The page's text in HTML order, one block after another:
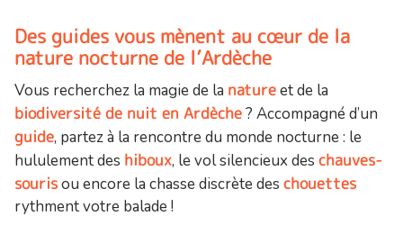
Des guides vous mènent au cœur de la
nature nocturne de l’Ardèche
Vous recherchez la magie de la natureet de la
biodiversité de nuit en Ardèche? Accompagné d’un
guide, partez à la rencontre du monde nocturne : le
hululement des hiboux, le vol silencieux des chauves-
sourisou encore la chasse discrète des chouettes
rythment votre balade !